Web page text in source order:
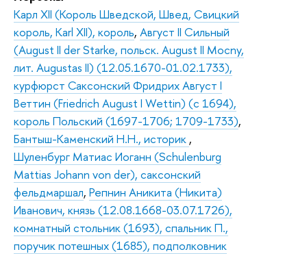
Карл XII (Король Шведской, Швед, Свицкий
король, Karl XII), король, Август II Сильный
(August II der Starke, польск. August II Mocny,
лит. Augustas II) (12.05.1670-01.02.1733),
курфюрст Саксонский Фридрих Август I
Веттин (Friedrich August I Wettin) (с 1694),
король Польский (1697-1706; 1709-1733),
Бантыш-Каменский Н.Н., историк ,
Шуленбург Матиас Иоганн (Schulenburg
Mattias Johann von der), саксонский
фельдмаршал, Репнин Аникита (Никита)
Иванович, князь (12.08.1668-03.07.1726),
комнатный стольник (1693), спальник П.,
поручик потешных (1685), подполковник